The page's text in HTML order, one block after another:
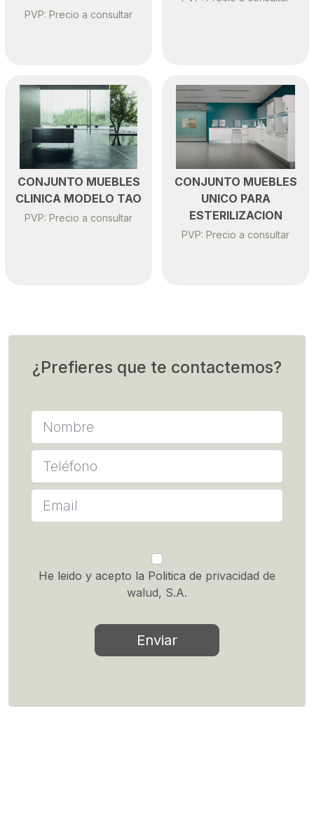
PVP: Precio a consultar
CONJUNTO MUEBLES
CLINICA MODELO TAO
PVP: Precio a consultar
CONJUNTO MUEBLES
UNICO PARA
ESTERILIZACION
PVP: Precio a consultar
¿Prefieres que te contactemos?
He leido y acepto la Politica de privacidad de
walud, S.A.
Enviar